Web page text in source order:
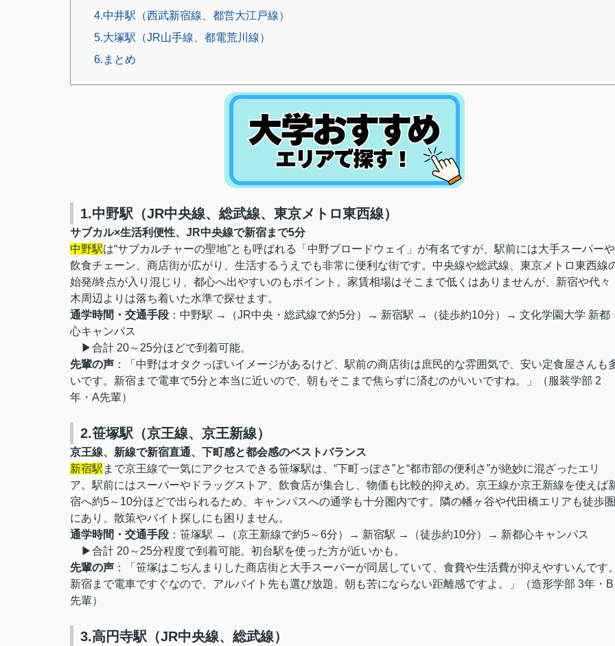
4.中井駅（西武新宿線、都営大江戸線）
5.大塚駅（JR山手線、都電荒川線）
6.まとめ
1.中野駅（JR中央線、総武線、東京メトロ東西線）
サブカル×生活利便性、JR中央線で新宿まで5分
中野駅は“サブカルチャーの聖地”とも呼ばれる「中野ブロードウェイ」が有名ですが、駅前には大手スーパーや
飲食チェーン、商店街が広がり、生活するうえでも非常に便利な街です。中央線や総武線、東京メトロ東西線
始発/終点が入り混じり、都心へ出やすいのもポイント。家賃相場はそこまで低くはありませんが、新宿や代々
木周辺よりは落ち着いた水準で探せます。
通学時間・交通手段 ：中野駅 →（JR中央・総武線で約5分）→ 新宿駅 →（徒歩約10分）→ 文化学園大学 新都
心キャンパス
▶合計 20～25分ほどで到着可能。
先輩の声 ：「中野はオタクっぽいイメージがあるけど、駅前の商店街は庶民的な雰囲気で、安い定食屋さんも
いです。新宿まで電車で5分と本当に近いので、朝もそこまで焦らずに済むのがいいですね。」（服装学部 2
年・A先輩）
2.笹塚駅（京王線、京王新線）
京王線、新線で新宿直通、下町感と都会感のベストバランス
新宿駅 まで京王線で一気にアクセスできる笹塚駅は、“下町っぽさ”と“都市部の便利さ”が絶妙に混ざったエリ
ア。駅前にはスーパーやドラッグストア、飲食店が集合し、物価も比較的抑えめ。京王線か京王新線を使えば
宿へ約5～10分ほどで出られるため、キャンパスへの通学も十分圏内です。隣の幡ヶ谷や代田橋エリアも徒歩圏
にあり、散策やバイト探しにも困りません。
通学時間・交通手段 ：笹塚駅 →（京王新線で約5～6分）→ 新宿駅 →（徒歩約10分）→ 新都心キャンパス
▶合計 20～25分程度で到着可能。初台駅を使った方が近いかも。
先輩の声 ：「笹塚はこぢんまりした商店街と大手スーパーが同居していて、食費や生活費が抑えやすいんです
新宿まで電車ですぐなので、アルバイト先も選び放題。朝も苦にならない距離感ですよ。」（造形学部 3年・B
先輩）
3.高円寺駅（JR中央線、総武線）